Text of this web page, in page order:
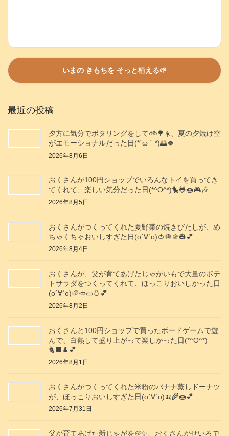
最近の投稿
夕方に気分でポタリングをして🚲️🌳☀️、夏の夕焼け空
がエモーショナルだった日(⁠*⁠´⁠ω⁠｀⁠*⁠)🌅🍀
2026年8月6日
おくさんが100円ショップでいろんなトイを買ってき
てくれて、楽しい気分だった日(*^O^*)🐤🐸🍩🎮️🎶
2026年8月5日
おくさんがつくってくれた夏野菜の焼きびたしが、め
ちゃくちゃおいしすぎた日(о´∀`о)🍅🧅🫑🎃💕
2026年8月4日
おくさんが、父が育てあげたじゃがいもで大量のポテ
トサラダをつくってくれて、ほっこりおいしかった日
(о´∀`о)🥔🥕🥒🥚💕
2026年8月2日
おくさんと100円ショップで買ったボードゲームで遊
んで、白熱して盛り上がって楽しかった日(*^O^*)
🐈‍⬛♟️💕
2026年8月1日
おくさんがつくってくれた米粉のバナナ蒸しドーナツ
が、ほっこりおいしすぎた日(о´∀`о)🍌🌾🍩💕
2026年7月31日
父が育てあげた新じゃがを🥔✨️、おくさんがせいろで